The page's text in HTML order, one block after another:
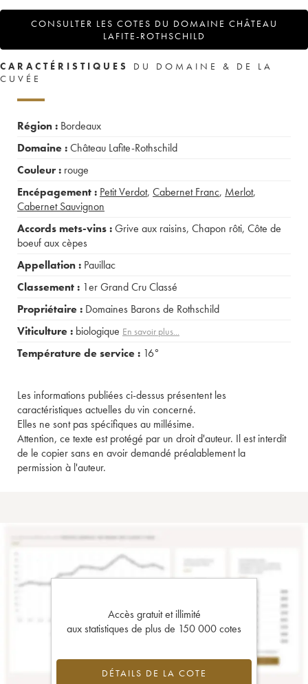
CONSULTER LES COTES DU DOMAINE CHÂTEAU
LAFITE-ROTHSCHILD
CARACTÉRISTIQUES
DU DOMAINE & DE LA
CUVÉE
Région : Bordeaux
Domaine :Château Lafite-Rothschild
Couleur : rouge
Encépagement : Petit Verdot, Cabernet Franc, Merlot,
Cabernet Sauvignon
Accords mets-vins :Grive aux raisins, Chapon rôti, Côte de
boeuf aux cèpes
Appellation : Pauillac
Classement : 1er Grand Cru Classé
Propriétaire : Domaines Barons de Rothschild
Viticulture : biologique En savoir plus...
Température de service : 16°
Les informations publiées ci-dessus présentent les
caractéristiques actuelles du vin concerné.
Elles ne sont pas spécifiques au millésime.
Attention, ce texte est protégé par un droit d'auteur. Il est interdit
de le copier sans en avoir demandé préalablement la
permission à l'auteur.
Accès gratuit et illimité
aux statistiques de plus de 150 000 cotes
DÉTAILS DE LA COTE